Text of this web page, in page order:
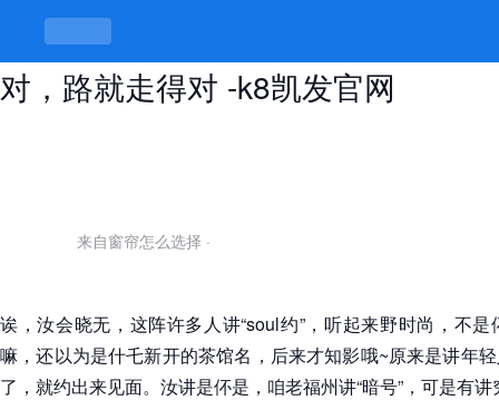
soul约的暗号瞬间什么，暗号对伓
对，路就走得对 -k8凯发官网
来自窗帘怎么选择 ·
诶，汝会晓无，这阵许多人讲“soul约”，听起来野时尚，不
嘛，还以为是什乇新开的茶馆名，后来才知影哦~原来是讲年
了，就约出来见面。汝讲是伓是，咱老福州讲“暗号”，可是有讲